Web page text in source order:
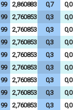
99 2,860883 0,7 0,0
99 2,760853 0,3 0,0
99 2,760853 0,3 0,0
99 2,760853 0,3 0,0
99 2,760853 0,3 0,0
99 2,760853 0,3 0,0
99 2,760853 0,3 0,0
99 2,760853 0,3 0,0
99 2,760853 0,3 0,0